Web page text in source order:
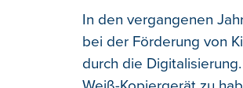
In den vergangenen
bei der Förderung von
durch die